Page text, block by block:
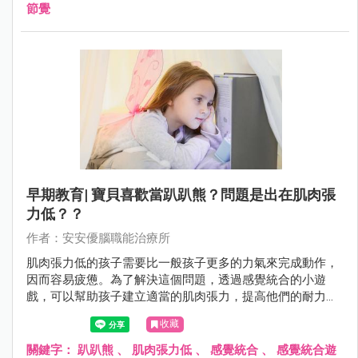
節覺
早期教育| 寶貝喜歡當趴趴熊？問題是出在肌肉張
力低？？
作者：安安優腦職能治療所
肌肉張力低的孩子需要比一般孩子更多的力氣來完成動作，
因而容易疲憊。為了解決這個問題，透過感覺統合的小遊
戲，可以幫助孩子建立適當的肌肉張力，提高他們的耐力和
身體穩定度。
收藏
關鍵字： 趴趴熊 、 肌肉張力低 、 感覺統合 、 感覺統合遊